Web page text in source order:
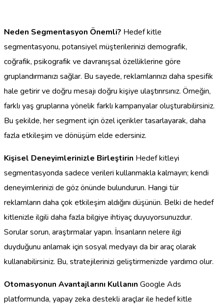
Neden Segmentasyon Önemli? Hedef kitle
segmentasyonu, potansiyel müşterilerinizi demografik,
coğrafik, psikografik ve davranışsal özelliklerine göre
gruplandırmanızı sağlar. Bu sayede, reklamlarınızı daha spesifik
hale getirir ve doğru mesajı doğru kişiye ulaştırırsınız. Örneğin,
farklı yaş gruplarına yönelik farklı kampanyalar oluşturabilirsiniz.
Bu şekilde, her segment için özel içerikler tasarlayarak, daha
fazla etkileşim ve dönüşüm elde edersiniz.
Kişisel Deneyimlerinizle Birleştirin Hedef kitleyi
segmentasyonda sadece verileri kullanmakla kalmayın; kendi
deneyimlerinizi de göz önünde bulundurun. Hangi tür
reklamların daha çok etkileşim aldığını düşünün. Belki de hedef
kitlenizle ilgili daha fazla bilgiye ihtiyaç duyuyorsunuzdur.
Sorular sorun, araştırmalar yapın. İnsanların nelere ilgi
duyduğunu anlamak için sosyal medyayı da bir araç olarak
kullanabilirsiniz. Bu, stratejilerinizi geliştirmenizde yardımcı olur.
Otomasyonun Avantajlarını Kullanın Google Ads
platformunda, yapay zeka destekli araçlar ile hedef kitle